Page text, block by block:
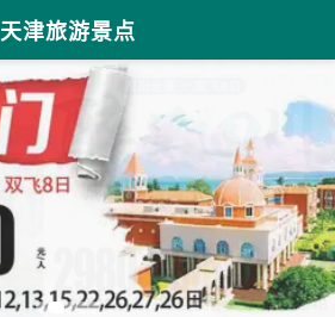
天津旅游景点